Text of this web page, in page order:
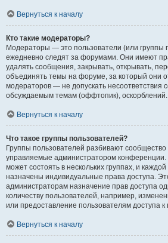
Вернуться к началу
Кто такие модераторы?
Модераторы — это пользователи (или группы
ежедневно следят за форумами. Они имеют
удалять сообщения, закрывать, открывать,
объединять темы на форуме, за который они
модераторов — не допускать несоответствия
обсуждаемым темам (оффтопик), оскорблений.
Вернуться к началу
Что такое группы пользователей?
Группы пользователей разбивают сообщество
управляемые администратором
может состоять в нескольких группах, и
назначены индивидуальные права доступа.
администраторам назначение прав доступа
количеству пользователей, например,
или предоставление пользователям доступа
Вернуться к началу